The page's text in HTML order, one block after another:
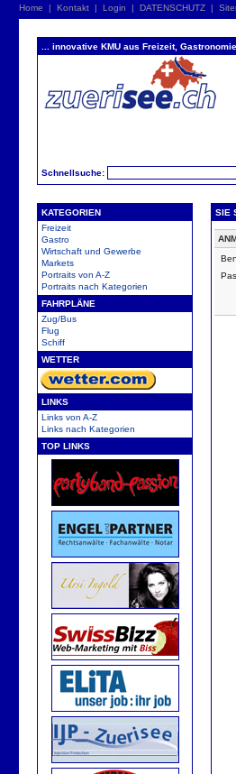
Home | Kontakt | Login | DATENSCHUTZ |
... innovative KMU aus Freizeit,
Schnellsuche:
KATEGORIEN
Freizeit
Gastro
Wirtschaft und Gewerbe
Markets
Portraits von A-Z
Portraits nach Kategorien
FAHRPLÄNE
Zug/Bus
Flug
Schiff
WETTER
LINKS
Links von A-Z
Links nach Kategorien
TOP LINKS
SIE